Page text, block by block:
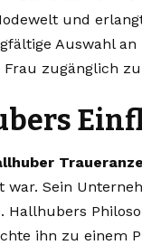
und
Auswahl
zugänglich
war. Sein
Hallhubers
ihn zu einem